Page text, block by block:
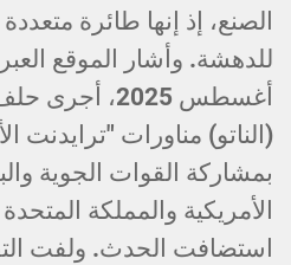
الصنع، إذ إنها طائرة
للدهشة. وأشار الموقع
أغسطس 2025،
(الناتو) مناورات "ترايدنت
بمشاركة القوات الجوية
الأمريكية والمملكة
استضافت الحدث. ولفت